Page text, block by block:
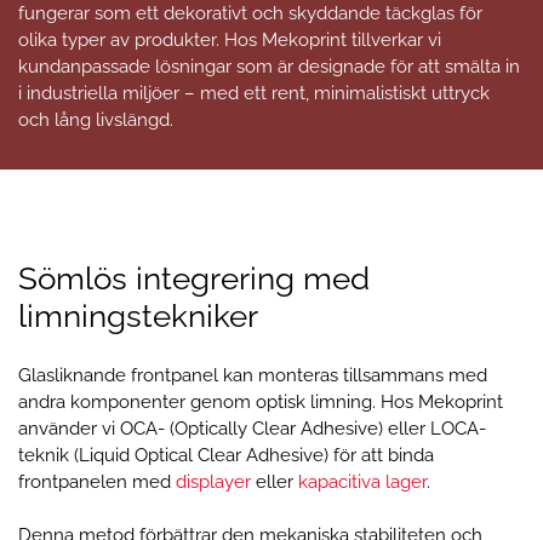
fungerar som ett dekorativt och skyddande täckglas för
olika typer av produkter. Hos Mekoprint tillverkar vi
kundanpassade lösningar som är designade för att smälta in
i industriella miljöer – med ett rent, minimalistiskt uttryck
och lång livslängd.
Sömlös integrering med
limningstekniker
Glasliknande frontpanel kan monteras tillsammans med
andra komponenter genom optisk limning. Hos Mekoprint
använder vi OCA- (Optically Clear Adhesive) eller LOCA-
teknik (Liquid Optical Clear Adhesive) för att binda
frontpanelen med displayer eller kapacitiva lager.
Denna metod förbättrar den mekaniska stabiliteten och